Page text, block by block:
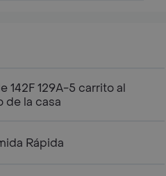
142F 129A-5 carrito al
de la casa
Rápida